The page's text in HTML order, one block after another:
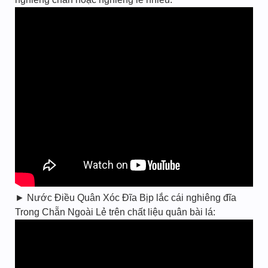
► Nước Điều Quân Xóc Đĩa Bịp lắc cái nghiêng đĩa
Trong Chẵn Ngoài Lẻ trên chất liệu quân bài lá: